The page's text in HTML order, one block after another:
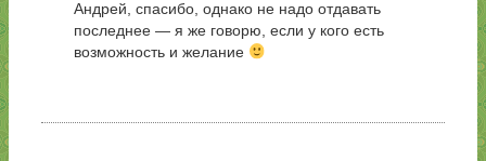
Андрей, спасибо, однако не надо отдавать
последнее — я же говорю, если у кого есть
возможность и желание